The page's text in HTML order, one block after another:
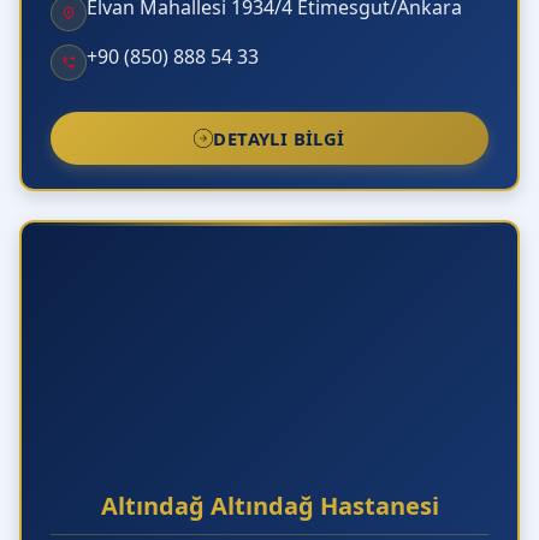
Elvan Mahallesi 1934/4 Etimesgut/Ankara
+90 (850) 888 54 33
DETAYLI BILGI
Altındağ Altındağ Hastanesi